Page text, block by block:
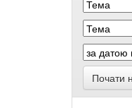
Почати